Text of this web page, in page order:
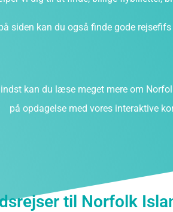
siden kan du også finde gode
kan du læse meget mere om
på opdagelse med vores interaktive
til Norfolk